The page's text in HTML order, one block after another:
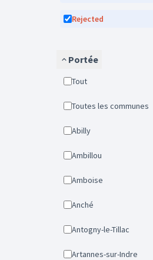
Rejected
Portée
Tout
Toutes les communes
Abilly
Ambillou
Amboise
Anché
Antogny-le-Tillac
Artannes-sur-Indre